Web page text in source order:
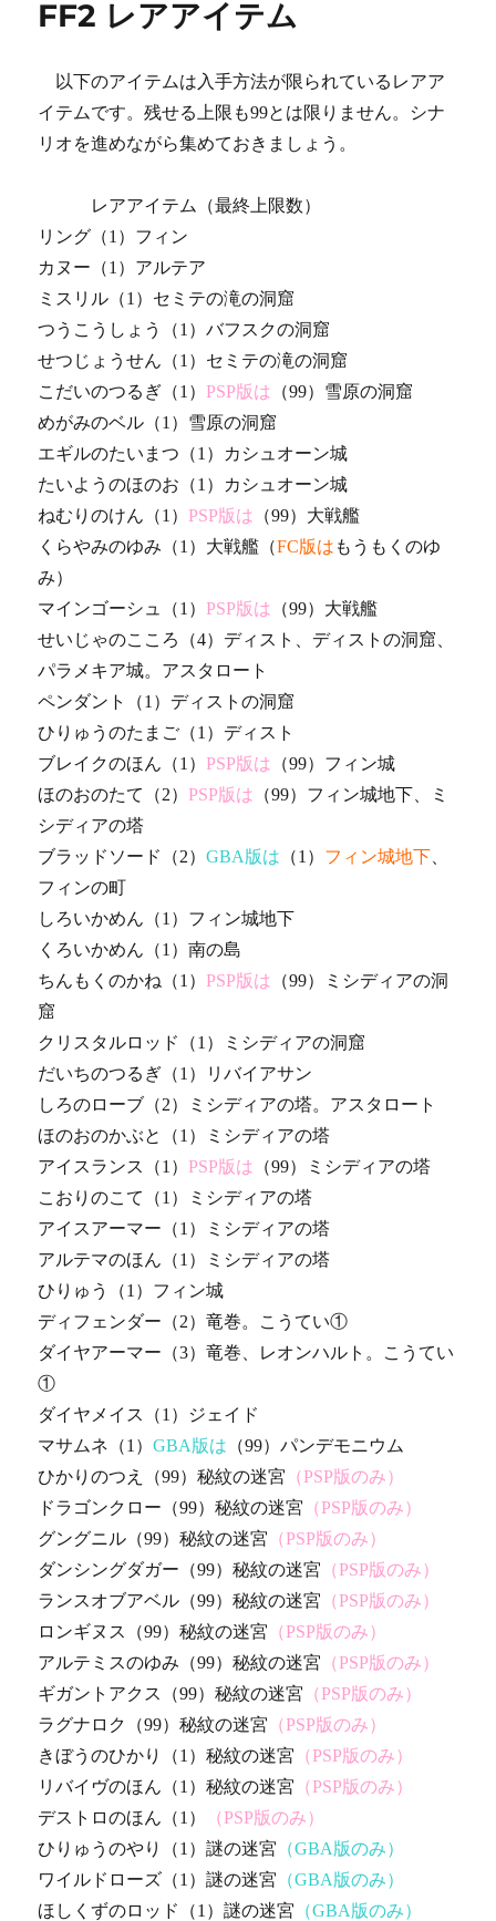
ー
FF2 レアアイテム
以下のアイテムは入手方法が限られているレアア
イテムです。残せる上限も99とは限りません。シナ
リオを進めながら集めておきましょう。
レアアイテム（最終上限数）
リング（1）フィン
カヌー（1）アルテア
ミスリル（1）セミテの滝の洞窟
つうこうしょう（1）バフスクの洞窟
せつじょうせん（1）セミテの滝の洞窟
こだいのつるぎ（1）PSP版は （99）雪原の洞窟
めがみのベル（1）雪原の洞窟
エギルのたいまつ（1）カシュオーン城
たいようのほのお（1）カシュオーン城
ねむりのけん（1）PSP版は （99）大戦艦
くらやみのゆみ（1）大戦艦（FC版は もうもくのゆ
み）
マインゴーシュ（1）PSP版は （99）大戦艦
せいじゃのこころ（4）ディスト、ディストの洞窟、
パラメキア城。アスタロート
ペンダント（1）ディストの洞窟
ひりゅうのたまご（1）ディスト
ブレイクのほん（1）PSP版は （99）フィン城
ほのおのたて（2）PSP版は （99）フィン城地下、ミ
シディアの塔
ブラッドソード（2）GBA版は （1） フィン城地下
フィンの町
しろいかめん（1）フィン城地下
くろいかめん（1）南の島
ちんもくのかね（1）PSP版は （99）ミシディアの洞
窟
クリスタルロッド（1）ミシディアの洞窟
だいちのつるぎ（1）リバイアサン
しろのローブ（2）ミシディアの塔。アスタロート
ほのおのかぶと（1）ミシディアの塔
アイスランス（1）PSP版は （99）ミシディアの塔
こおりのこて（1）ミシディアの塔
アイスアーマー（1）ミシディアの塔
アルテマのほん（1）ミシディアの塔
ひりゅう（1）フィン城
ディフェンダー（2）竜巻。こうてい①
ダイヤアーマー（3）竜巻、レオンハルト。こうてい
①
ダイヤメイス（1）ジェイド
マサムネ（1）GBA版は （99）パンデモニウム
ひかりのつえ（99）秘紋の迷宮 （PSP版のみ）
ドラゴンクロー（99）秘紋の迷宮 （PSP版のみ）
グングニル（99）秘紋の迷宮 （PSP版のみ）
ダンシングダガー（99）秘紋の迷宮 （PSP版のみ）
ランスオブアベル（99）秘紋の迷宮 （PSP版のみ）
ロンギヌス（99）秘紋の迷宮 （PSP版のみ）
アルテミスのゆみ（99）秘紋の迷宮 （PSP版のみ）
ギガントアクス（99）秘紋の迷宮 （PSP版のみ）
ラグナロク（99）秘紋の迷宮 （PSP版のみ）
きぼうのひかり（1）秘紋の迷宮 （PSP版のみ）
リバイヴのほん（1）秘紋の迷宮 （PSP版のみ）
デストロのほん（1）
（PSP版のみ）
ひりゅうのやり（1）謎の迷宮 （GBA版のみ）
ワイルドローズ（1）謎の迷宮 （GBA版のみ）
ほしくずのロッド（1）謎の迷宮 （GBA版のみ）